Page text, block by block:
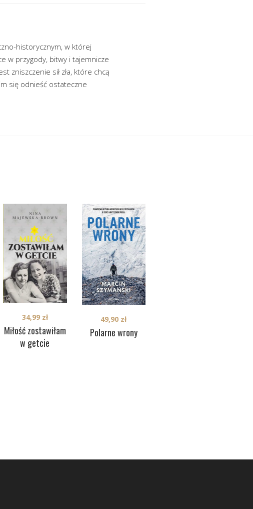
historycznym, w której
w przygody, bitwy i tajemnicze
zniszczenie sił zła, które chcą
się odnieść ostateczne
Miłość zostawiłam
w getcie
34,99 zł
Polarne wrony
49,90 zł